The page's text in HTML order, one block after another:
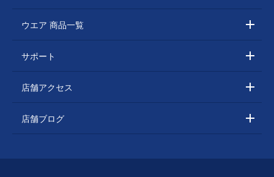
ウエア 商品一覧
サポート
店舗アクセス
店舗ブログ